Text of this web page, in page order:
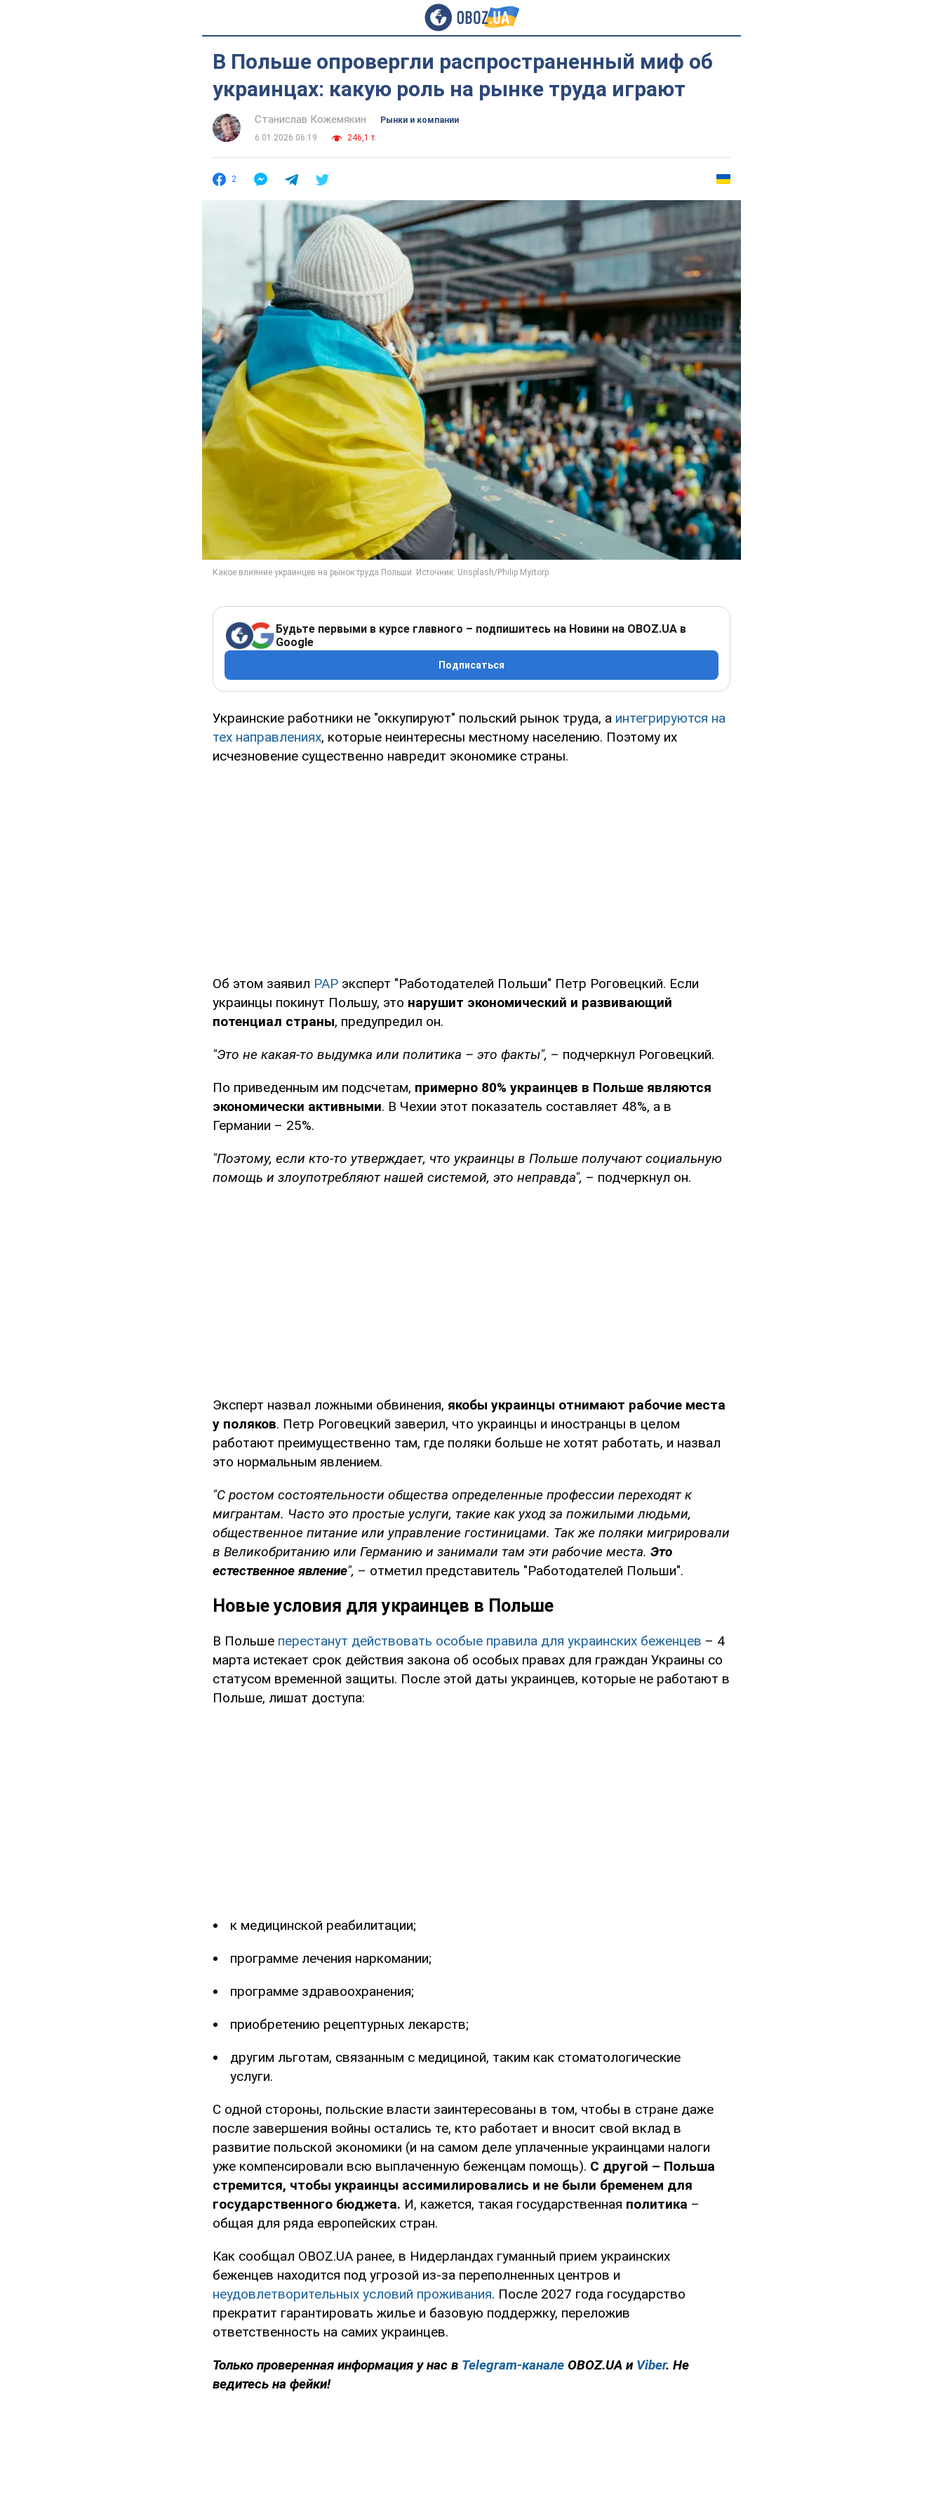
В Польше опровергли распространенный миф об
украинцах: какую роль на рынке труда играют
Станислав Кожемякин
Рынки и компании
6.01.2026 06:19
246,1 т.
2
Будьте первыми в курсе главного – подпишитесь на Новини на OBOZ.UA в
Google
Подписаться
Украинские работники не "оккупируют" польский рынок труда, а интегрируются на
тех направлениях, которые неинтересны местному населению. Поэтому их
исчезновение существенно навредит экономике страны.
Об этом заявил PAP эксперт "Работодателей Польши" Петр Роговецкий. Если
украинцы покинут Польшу, это нарушит экономический и развивающий
потенциал страны, предупредил он.
"Это не какая-то выдумка или политика – это факты", – подчеркнул Роговецкий.
По приведенным им подсчетам, примерно 80% украинцев в Польше являются
экономически активными. В Чехии этот показатель составляет 48%, а в
Германии – 25%.
"Поэтому, если кто-то утверждает, что украинцы в Польше получают социальную
помощь и злоупотребляют нашей системой, это неправда", – подчеркнул он.
Эксперт назвал ложными обвинения, якобы украинцы отнимают рабочие места
у поляков. Петр Роговецкий заверил, что украинцы и иностранцы в целом
работают преимущественно там, где поляки больше не хотят работать, и назвал
это нормальным явлением.
"С ростом состоятельности общества определенные профессии переходят к
мигрантам. Часто это простые услуги, такие как уход за пожилыми людьми,
общественное питание или управление гостиницами. Так же поляки мигрировали
в Великобританию или Германию и занимали там эти рабочие места. Это
естественное явление", – отметил представитель "Работодателей Польши".
Новые условия для украинцев в Польше
В Польше перестанут действовать особые правила для украинских беженцев – 4
марта истекает срок действия закона об особых правах для граждан Украины со
статусом временной защиты. После этой даты украинцев, которые не работают в
Польше, лишат доступа:
к медицинской реабилитации;
программе лечения наркомании;
программе здравоохранения;
приобретению рецептурных лекарств;
другим льготам, связанным с медициной, таким как стоматологические
услуги.
С одной стороны, польские власти заинтересованы в том, чтобы в стране даже
после завершения войны остались те, кто работает и вносит свой вклад в
развитие польской экономики (и на самом деле уплаченные украинцами налоги
уже компенсировали всю выплаченную беженцам помощь). С другой – Польша
стремится, чтобы украинцы ассимилировались и не были бременем для
государственного бюджета. И, кажется, такая государственная политика –
общая для ряда европейских стран.
Как сообщал OBOZ.UA ранее, в Нидерландах гуманный прием украинских
беженцев находится под угрозой из-за переполненных центров и
неудовлетворительных условий проживания. После 2027 года государство
прекратит гарантировать жилье и базовую поддержку, переложив
ответственность на самих украинцев.
Только проверенная информация у нас в Telegram-канале OBOZ.UA и Viber. Не
ведитесь на фейки!